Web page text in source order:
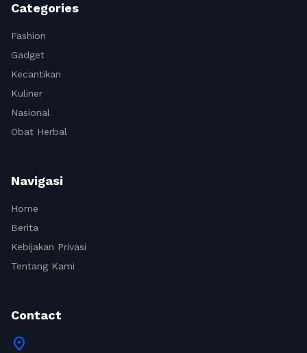
Categories
Fashion
Gadget
Kecantikan
Kuliner
Nasional
Obat Herbal
Navigasi
Home
Berita
Kebijakan Privasi
Tentang Kami
Contact
location_on